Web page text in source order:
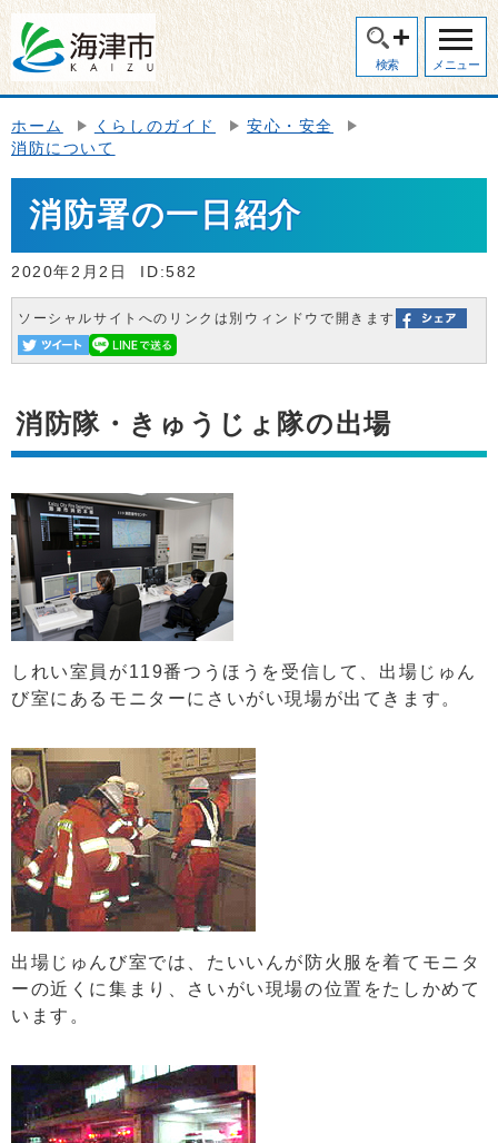
検索 メニュー
ホーム くらしのガイド
安心・安全
消防について
消防署の一日紹介
2020年2月2日 ID:582
ソーシャルサイトへのリンクは別ウィンドウで開きます
消防隊・きゅうじょ隊の出場
しれい室員が119番つうほうを受信して、出場じゅん
び室にあるモニターにさいがい現場が出てきます。
出場じゅんび室では、たいいんが防火服を着てモニタ
ーの近くに集まり、さいがい現場の位置をたしかめて
います。